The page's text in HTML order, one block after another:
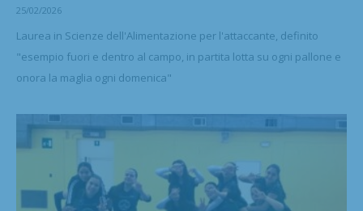
25/02/2026
Laurea in Scienze dell'Alimentazione per l'attaccante, definito
"esempio fuori e dentro al campo, in partita lotta su ogni pallone e
onora la maglia ogni domenica"